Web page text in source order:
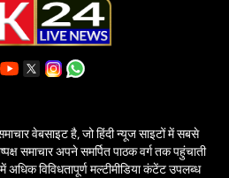
वेबसाइट है, जो हिंदी न्यूज साइटों में सबसे
समाचार अपने समर्पित पाठक वर्ग तक पहुंचाती
अधिक विविधतापूर्ण मल्टीमीडिया कंटेंट उपलब्ध